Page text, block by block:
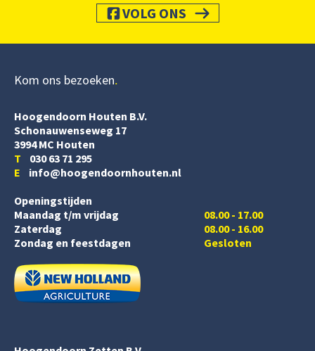
VOLG ONS
Kom ons bezoeken
Hoogendoorn Houten B.V.
Schonauwenseweg 17
3994 MC Houten
T 030 63 71 295
E info@hoogendoornhouten.nl
Openingstijden
Maandag t/m vrijdag
Zaterdag
08.00 - 17.00
08.00 - 16.00
Zondag en feestdagen
Gesloten